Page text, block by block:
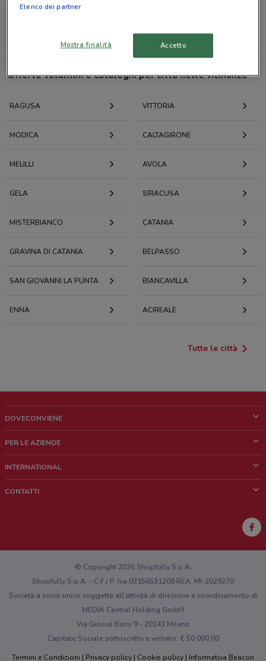
2.2 km
Via Madonna Delle Grazie 63
4.392846369777447
Via Madonna Delle Grazie, 63 Giarratana
12/e Via Alcide de Gasperi Giarratana
4.5 km
C. so XX Settembre, 66 Giarratana
4.71495451999234
VIA A. DE GASPERI 12/E Giarratana
Via G. Pacini, 6A Giarratana
Via Calatafimi 2 Giarratana
4.8 km
Offerte volantini e cataloghi per città nelle vicinanze
RAGUSA VITTORIA
MODICA CALTAGIRONE
MELILLI AVOLA
GELA SIRACUSA
MISTERBIANCO CATANIA
GRAVINA DI CATANIA BELPASSO
SAN GIOVANNI LA PUNTA BIANCAVILLA
ENNA ACIREALE
Tutte le città
DOVECONVIENE
Chi siamo
Lavora con noi
PER LE AZIENDE
Richieste commerciali e marketing
INTERNATIONAL
CONTATTI
Hai un malfunzionamento sul web o sull'app?
© Copyright 2026 Shopfully S.p.A.
Shopfully S.p.A. - C.F / P. Iva 03156531208 REA: MI-2029270
Società a socio unico soggetta all’attività di direzione e coordinamento di
MEDIA Central Holding GmbH
Via Giosuè Borsi 9 - 20143 Milano
Capitale Sociale sottoscritto e versato: € 50.000,00
Termini e Condizioni
Privacy policy Cookie policy Informativa Beacon
Elenco dei partner
Mostra finalità Accetto